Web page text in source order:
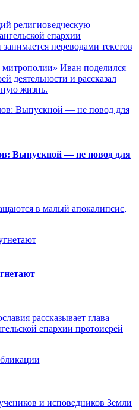
религиоведческую
епархии
переводами текстов
Иван поделился
деятельности и рассказал
жизнь.
Выпускной — не повод для
в малый апокалипсис,
рассказывает глава
епархии протоиерей